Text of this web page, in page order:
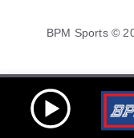
BPM Sports ©